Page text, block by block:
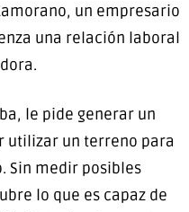
un empresario
una relación laboral
le pide generar un
utilizar un terreno para
Sin medir posibles
lo que es capaz de